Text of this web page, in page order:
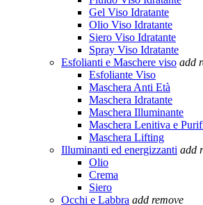
Gel Viso Idratante
Olio Viso Idratante
Siero Viso Idratante
Spray Viso Idratante
Esfolianti e Maschere viso add
Esfoliante Viso
Maschera Anti Età
Maschera Idratante
Maschera Illuminante
Maschera Lenitiva e
Maschera Lifting
Illuminanti ed energizzanti add
Olio
Crema
Siero
Occhi e Labbra add remove